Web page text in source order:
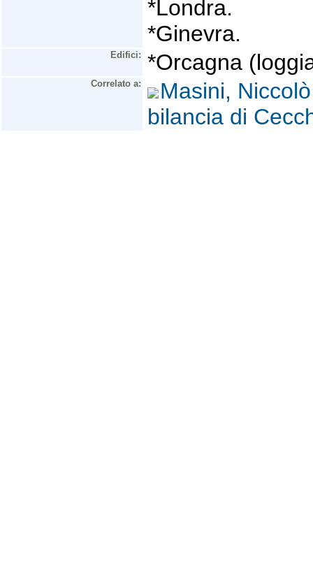
*Londra.
*Ginevra.
Edifici: *Orcagna
Correlato a:
Masini,
bilancia di